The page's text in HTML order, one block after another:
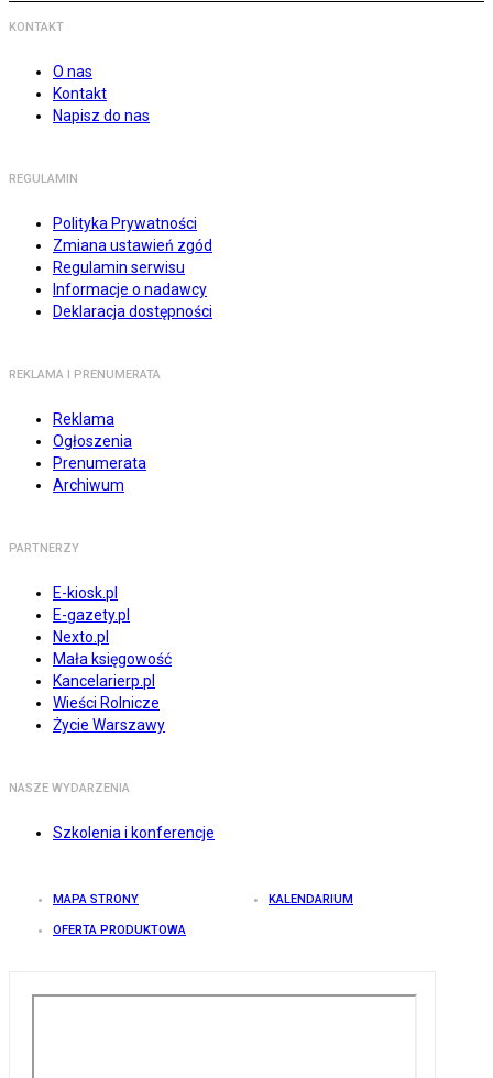
KONTAKT
O nas
Kontakt
Napisz do nas
REGULAMIN
Polityka Prywatności
Zmiana ustawień zgód
Regulamin serwisu
Informacje o nadawcy
Deklaracja dostępności
REKLAMA I PRENUMERATA
Reklama
Ogłoszenia
Prenumerata
Archiwum
PARTNERZY
E-kiosk.pl
E-gazety.pl
Nexto.pl
Mała księgowość
Kancelarierp.pl
Wieści Rolnicze
Życie Warszawy
NASZE WYDARZENIA
Szkolenia i konferencje
MAPA STRONY KALENDARIUM
OFERTA PRODUKTOWA